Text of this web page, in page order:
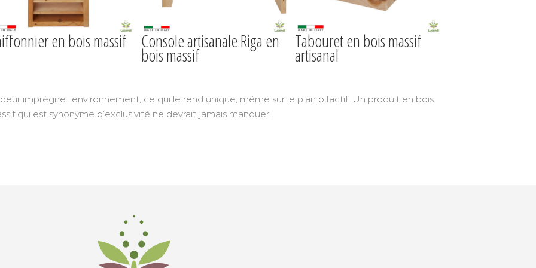
en bois massif Console artisanale Riga en
bois massif
Tabouret en bois massif
artisanal
imprègne l’environnement, ce qui le rend unique, même sur le plan olfactif. Un produit en bois
qui est synonyme d’exclusivité ne devrait jamais manquer.